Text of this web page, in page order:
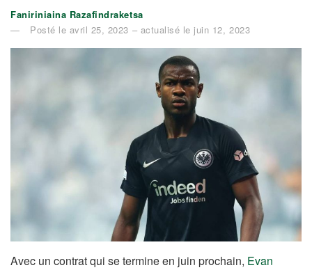
Faniriniaina Razafindraketsa
Posté le avril 25, 2023 – actualisé le juin 12, 2023
Avec un contrat qui se termine en juin prochain, Evan